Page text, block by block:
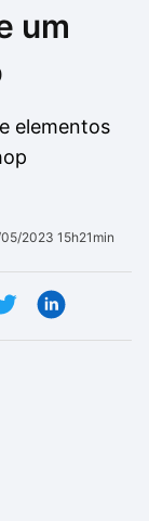
Drivers
Outros
um
elementos
2023 15h21min